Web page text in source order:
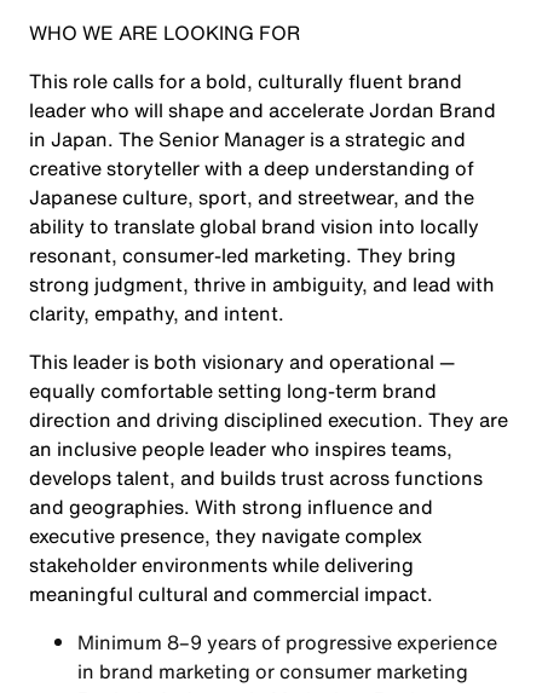
WHO WE ARE LOOKING FOR
This role calls for a bold, culturally fluent brand
leader who will shape and accelerate Jordan Brand
in Japan. The Senior Manager is a strategic and
creative storyteller with a deep understanding of
Japanese culture, sport, and streetwear, and the
ability to translate global brand vision into locally
resonant, consumer-led marketing. They bring
strong judgment, thrive in ambiguity, and lead with
clarity, empathy, and intent.
This leader is both visionary and operational —
equally comfortable setting long-term brand
direction and driving disciplined execution. They are
an inclusive people leader who inspires teams,
develops talent, and builds trust across functions
and geographies. With strong influence and
executive presence, they navigate complex
stakeholder environments while delivering
meaningful cultural and commercial impact.
Minimum 8–9 years of progressive experience
in brand marketing or consumer marketing